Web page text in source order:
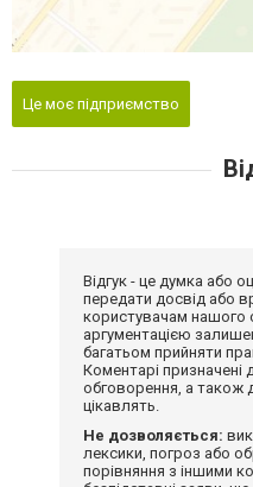
Це моє підприємство
Відгук - це думка або
передати досвід або
користувачам нашого
аргументацією
багатьом прийняти
Коментарі призначені
обговорення, а також
цікавлять.
Не дозволяється:
лексики, погроз або
порівняння з іншими